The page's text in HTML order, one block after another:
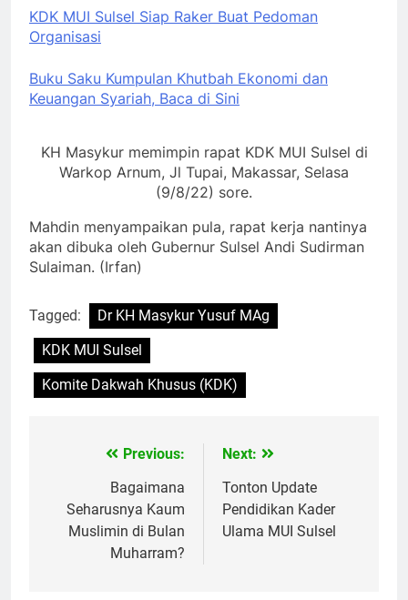
KDK MUI Sulsel Siap Raker Buat Pedoman
Organisasi
Buku Saku Kumpulan Khutbah Ekonomi dan
Keuangan Syariah, Baca di Sini
KH Masykur memimpin rapat KDK MUI Sulsel di
Warkop Arnum, Jl Tupai, Makassar, Selasa
(9/8/22) sore.
Mahdin menyampaikan pula, rapat kerja nantinya
akan dibuka oleh Gubernur Sulsel Andi Sudirman
Sulaiman. (Irfan)
Tagged:
Dr KH Masykur Yusuf MAg
KDK MUI Sulsel
Komite Dakwah Khusus (KDK)
NavigasiPrevious:
Bagaimana
Seharusnya Kaum
Muslimin di Bulan
Muharram?
Next:
Tonton Update
Pendidikan Kader
Ulama MUI Sulsel